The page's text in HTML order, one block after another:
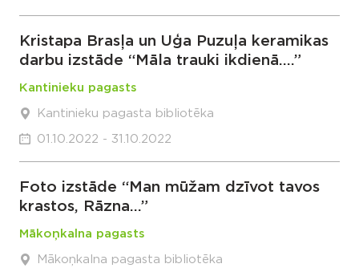
Kristapa Brasļa un Uģa Puzuļa keramikas
darbu izstāde “Māla trauki ikdienā….”
Kantinieku pagasts
Kantinieku pagasta bibliotēka
01.10.2022 - 31.10.2022
Foto izstāde “Man mūžam dzīvot tavos
krastos, Rāzna…”
Mākoņkalna pagasts
Mākoņkalna pagasta bibliotēka